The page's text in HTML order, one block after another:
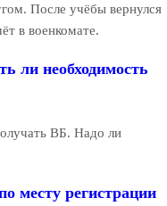
После учёбы вернулся
в военкомате.
ли необходимость
ВБ. Надо ли
месту регистрации